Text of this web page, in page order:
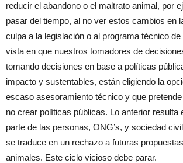
reducir el abandono o el maltrato animal, por
pasar del tiempo, al no ver estos cambios en
culpa a la legislación o al programa técnico
vista en que nuestros tomadores de
tomando decisiones en base a políticas
impacto y sustentables, están eligiendo la
escaso asesoramiento técnico y que
no crear políticas públicas. Lo anterior resulta
parte de las personas, ONG’s, y sociedad
se traduce en un rechazo a futuras
animales. Este ciclo vicioso debe parar.